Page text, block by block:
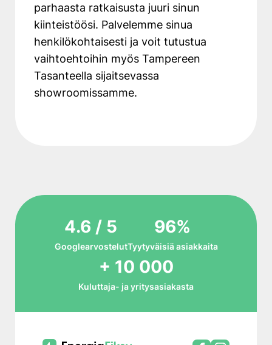
parhaasta ratkaisusta juuri sinun
kiinteistöösi. Palvelemme sinua
henkilökohtaisesti ja voit tutustua
vaihtoehtoihin myös Tampereen
Tasanteella sijaitsevassa
showroomissamme.
4.6 / 5
Googlearvostelut
96%
Tyytyväisiä asiakkaita
+ 10 000
Kuluttaja- ja yritysasiakasta